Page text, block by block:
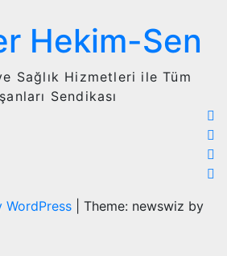
Hekim-Sen
Sağlık Hizmetleri ile Tüm
Sendikası
Theme: newswiz by